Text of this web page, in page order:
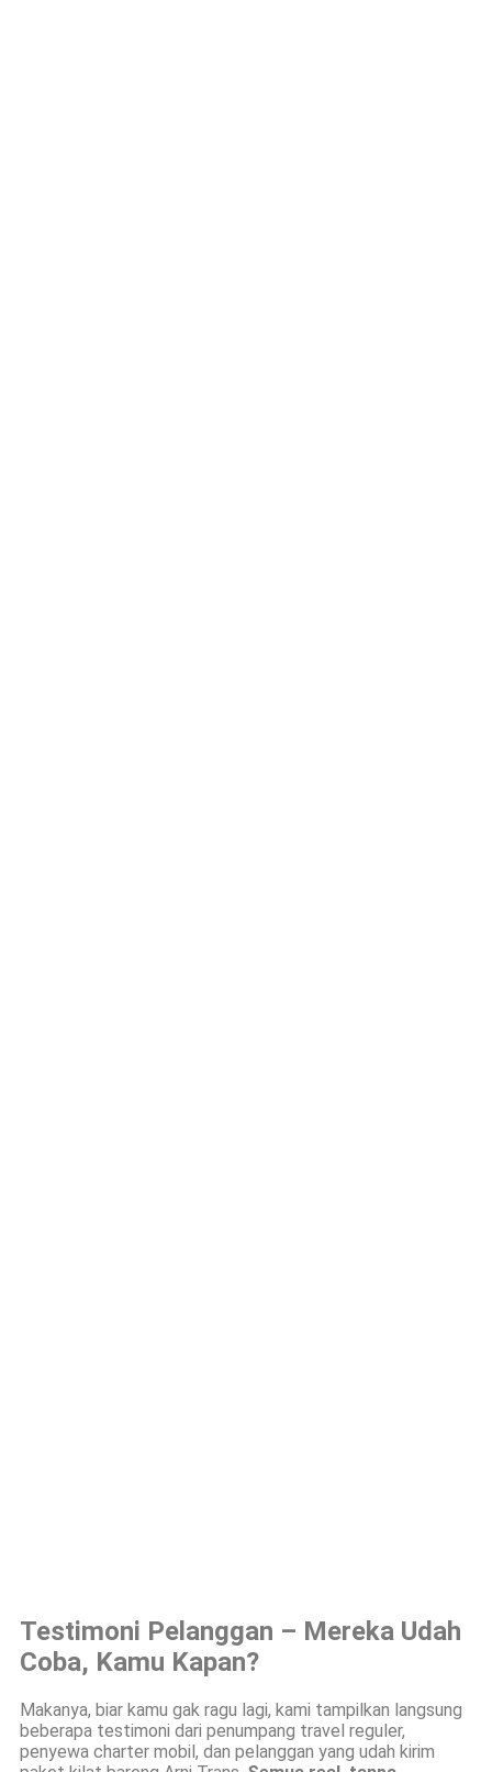
Testimoni Pelanggan – Mereka Udah
Coba, Kamu Kapan?
Makanya, biar kamu gak ragu lagi, kami tampilkan langsung
beberapa testimoni dari penumpang travel reguler,
penyewa charter mobil, dan pelanggan yang udah kirim